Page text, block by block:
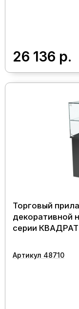
26 136 р.
Торговый
декоративной
серии
Артикул 48710